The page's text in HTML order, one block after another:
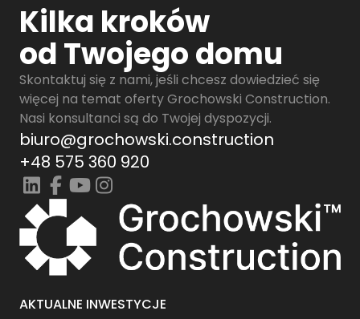
Kilka kroków
od Twojego domu
Skontaktuj się z nami, jeśli chcesz dowiedzieć się
więcej na temat oferty Grochowski Construction.
Nasi konsultanci są do Twojej dyspozycji.
biuro@grochowski.construction
+48 575 360 920
AKTUALNE INWESTYCJE